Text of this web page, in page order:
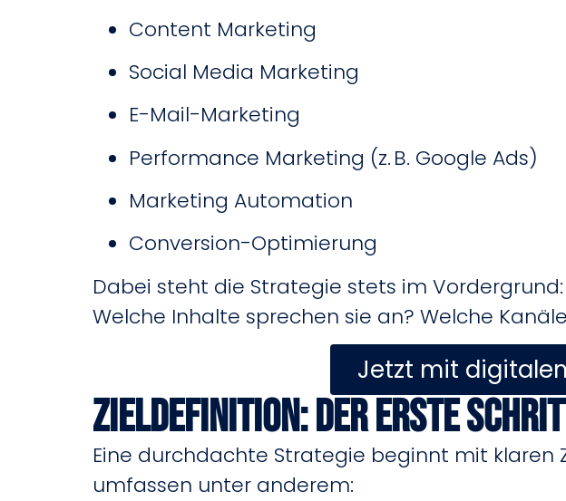
Content Marketing
Social Media Marketing
E-Mail-Marketing
Performance Marketing (z. B. Google Ads)
Marketing Automation
Conversion-Optimierung
Dabei steht die Strategie stets im
Welche Inhalte sprechen sie an? Welche
Jetzt mit
Zieldefinition: Der erste
Eine durchdachte Strategie beginnt mit klaren
umfassen unter anderem: